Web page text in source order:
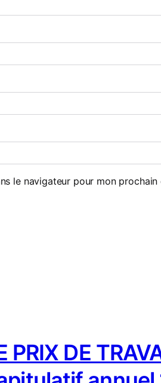
le navigateur pour mon prochain
PRIX DE